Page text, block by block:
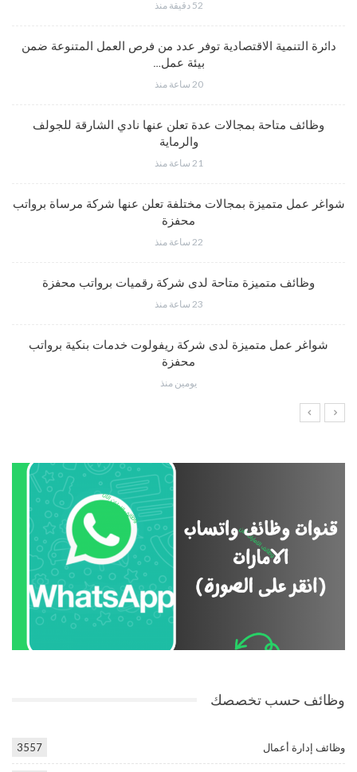
52 دقيقة منذ
دائرة التنمية الاقتصادية توفر عدد من فرص العمل المتنوعة ضمن
بيئة عمل…
20 ساعة منذ
وظائف متاحة بمجالات عدة تعلن عنها نادي الشارقة للجولف
والرماية
21 ساعة منذ
شواغر عمل متميزة بمجالات مختلفة تعلن عنها شركة مرساة برواتب
محفزة
22 ساعة منذ
وظائف متميزة متاحة لدى شركة رقميات برواتب محفزة
23 ساعة منذ
شواغر عمل متميزة لدى شركة ريفولوت خدمات بنكية برواتب
محفزة
يومين منذ
وظائف حسب تخصصك
وظائف إدارة أعمال 3557